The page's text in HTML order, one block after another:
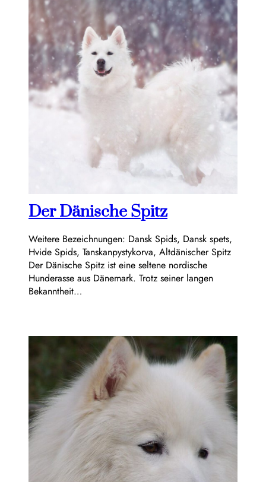
Der Dänische Spitz
Weitere Bezeichnungen: Dansk Spids, Dansk spets,
Hvide Spids, Tanskanpystykorva, Altdänischer Spitz
Der Dänische Spitz ist eine seltene nordische
Hunderasse aus Dänemark. Trotz seiner langen
Bekanntheit…